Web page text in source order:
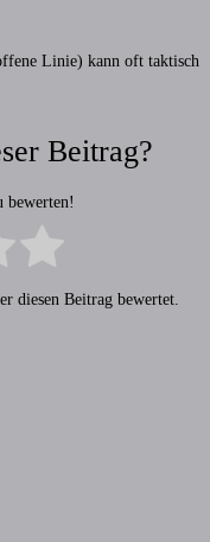
Linie) kann oft taktisch
Beitrag?
bewerten!
diesen Beitrag bewertet.